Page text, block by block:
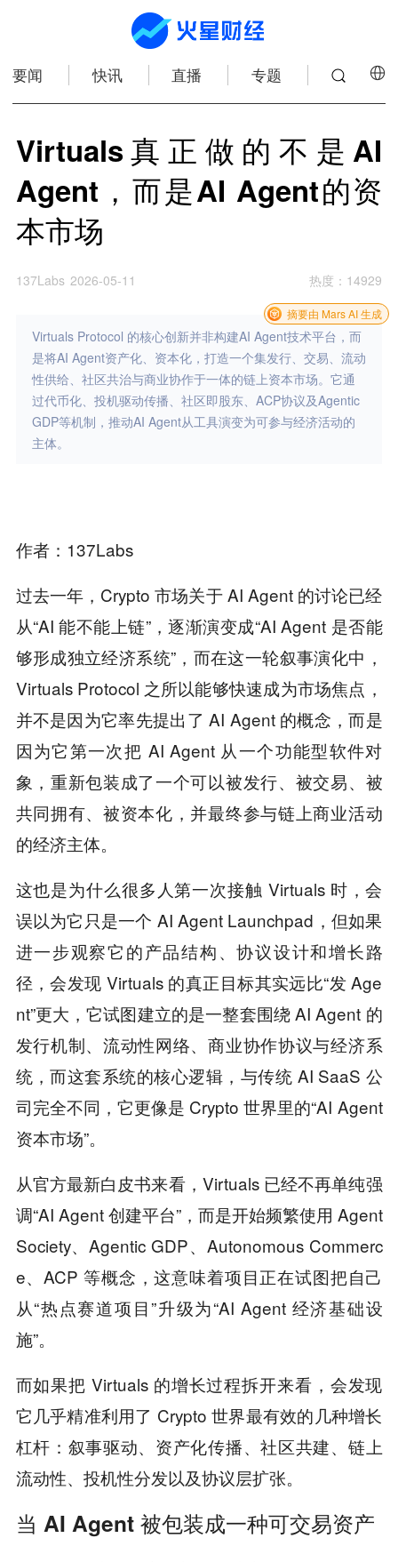
要闻 快讯 直播 专题
Virtuals真正做的不是AI
Agent，而是AI Agent的资
本市场
137Labs 2026-05-11 热度 ： 14929
Virtuals Protocol 的核心创新并非构建AI Agent技术平台，而
是将AI Agent资产化、资本化，打造一个集发行、交易、流动
性供给、社区共治与商业协作于一体的链上资本市场。它通
过代币化、投机驱动传播、社区即股东、ACP协议及Agentic
GDP等机制，推动AI Agent从工具演变为可参与经济活动的
主体。
摘要由 Mars AI 生成
作者：137Labs
过去一年，Crypto 市场关于 AI Agent 的讨论已经
从“AI 能不能上链”，逐渐演变成“AI Agent 是否能
够形成独立经济系统”，而在这一轮叙事演化中，
Virtuals Protocol 之所以能够快速成为市场焦点，
并不是因为它率先提出了 AI Agent 的概念，而是
因为它第一次把 AI Agent 从一个功能型软件对
象，重新包装成了一个可以被发行、被交易、被
共同拥有、被资本化，并最终参与链上商业活动
的经济主体。
这也是为什么很多人第一次接触 Virtuals 时，会
误以为它只是一个 AI Agent Launchpad，但如果
进一步观察它的产品结构、协议设计和增长路
径，会发现 Virtuals 的真正目标其实远比“发 Age
nt”更大，它试图建立的是一整套围绕 AI Agent 的
发行机制、流动性网络、商业协作协议与经济系
统，而这套系统的核心逻辑，与传统 AI SaaS 公
司完全不同，它更像是 Crypto 世界里的“AI Agent
资本市场”。
从官方最新白皮书来看，Virtuals 已经不再单纯强
调“AI Agent 创建平台”，而是开始频繁使用 Agent
Society、Agentic GDP、Autonomous Commerc
e、ACP 等概念，这意味着项目正在试图把自己
从“热点赛道项目”升级为“AI Agent 经济基础设
施”。
而如果把 Virtuals 的增长过程拆开来看，会发现
它几乎精准利用了 Crypto 世界最有效的几种增长
杠杆：叙事驱动、资产化传播、社区共建、链上
流动性、投机性分发以及协议层扩张。
当 AI Agent 被包装成一种可交易资产